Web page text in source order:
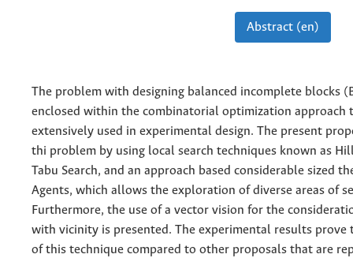
Abstract (en)
The problem with designing balanced incomplete blocks
enclosed within the combinatorial optimization approach
extensively used in experimental design. The present
thi problem by using local search techniques known as
Tabu Search, and an approach based considerable sized
Agents, which allows the exploration of diverse areas of
Furthermore, the use of a vector vision for the
with vicinity is presented. The experimental results prove
of this technique compared to other proposals that are